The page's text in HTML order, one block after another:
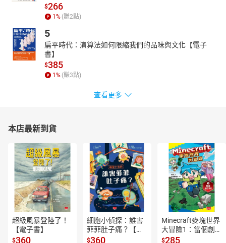
$266
1 % (賺2點)
5
扁平時代：演算法如何限縮我們的品味與文化【電子
書】
$385
1 % (賺3點)
查看更多
本店最新到貨
超級風暴登陸了！
【電子書】
$360
細胞小偵探：誰害
菲菲肚子痛？【電
子書】
$360
Minecraft麥塊世界
大冒險1：當個創世
神！【電子書】
$285